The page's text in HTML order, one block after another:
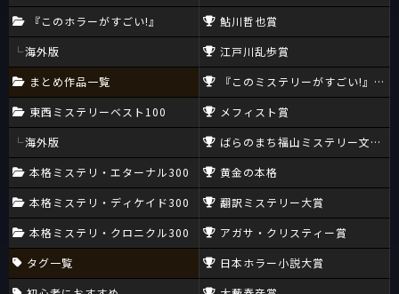
『このホラーがすごい!』
海外版
まとめ作品一覧
東西ミステリーベスト100
海外版
本格ミステリ・エターナル300
本格ミステリ・ディケイド300
本格ミステリ・クロニクル300
タグ一覧
鮎川哲也賞
江戸川乱歩賞
『このミステリーがすごい!』大賞
メフィスト賞
ばらのまち福山ミステリー文学新
黄金の本格
翻訳ミステリー大賞
アガサ・クリスティー賞
日本ホラー小説大賞